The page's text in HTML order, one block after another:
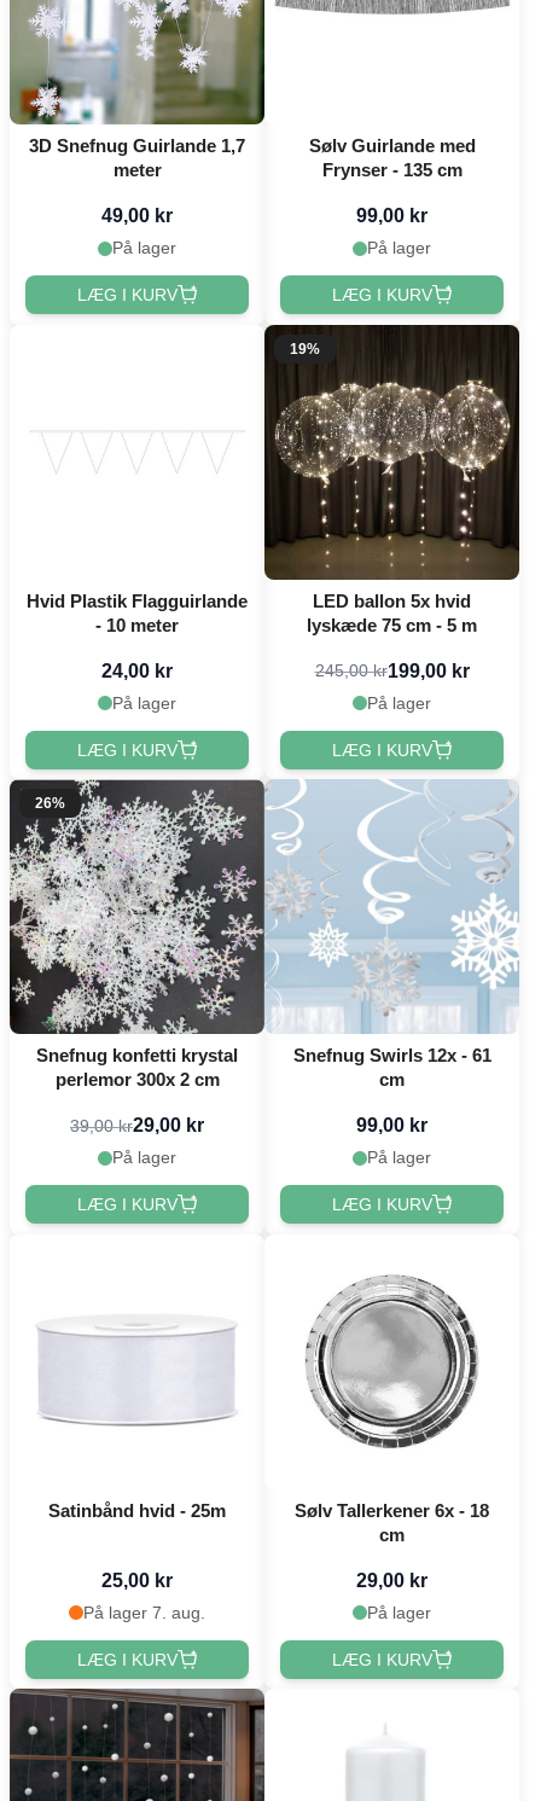
3D Snefnug Guirlande 1,7
meter
49,00 kr
På lager
LÆG I KURV
Sølv Guirlande med
Frynser - 135 cm
99,00 kr
På lager
LÆG I KURV
Hvid Plastik Flagguirlande
- 10 meter
24,00 kr
På lager
LÆG I KURV
19%
LED ballon 5x hvid
lyskæde 75 cm - 5 m
245,00 kr199,00 kr
På lager
LÆG I KURV
26%
Snefnug konfetti krystal
perlemor 300x 2 cm
39,00 kr29,00 kr
På lager
LÆG I KURV
Snefnug Swirls 12x - 61
cm
99,00 kr
På lager
LÆG I KURV
Satinbånd hvid - 25m
25,00 kr
På lager 7. aug.
LÆG I KURV
Sølv Tallerkener 6x - 18
cm
29,00 kr
På lager
LÆG I KURV